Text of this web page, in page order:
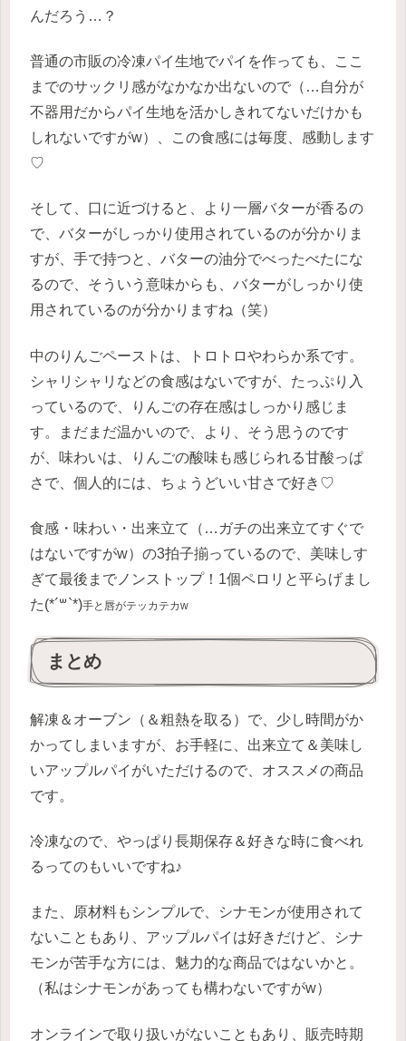
んだろう…？
普通の市販の冷凍パイ生地でパイを作っても、ここ
までのサックリ感がなかなか出ないので（…自分が
不器用だからパイ生地を活かしきれてないだけかも
しれないですがw）、この食感には毎度、感動します
♡
そして、口に近づけると、より一層バターが香るの
で、バターがしっかり使用されているのが分かりま
すが、手で持つと、バターの油分でべったべたにな
るので、そういう意味からも、バターがしっかり使
用されているのが分かりますね（笑）
中のりんごペーストは、トロトロやわらか系です。
シャリシャリなどの食感はないですが、たっぷり入
っているので、りんごの存在感はしっかり感じま
す。まだまだ温かいので、より、そう思うのです
が、味わいは、りんごの酸味も感じられる甘酸っぱ
さで、個人的には、ちょうどいい甘さで好き♡
食感・味わい・出来立て（…ガチの出来立てすぐで
はないですがw）の3拍子揃っているので、美味しす
ぎて最後までノンストップ！1個ペロリと平らげまし
た(*´꒳`*)手と唇がテッカテカw
まとめ
解凍＆オーブン（＆粗熱を取る）で、少し時間がか
かってしまいますが、お手軽に、出来立て＆美味し
いアップルパイがいただけるので、オススメの商品
です。
冷凍なので、やっぱり長期保存＆好きな時に食べれ
るってのもいいですね♪
また、原材料もシンプルで、シナモンが使用されて
ないこともあり、アップルパイは好きだけど、シナ
モンが苦手な方には、魅力的な商品ではないかと。
（私はシナモンがあっても構わないですがw）
オンラインで取り扱いがないこともあり、販売時期